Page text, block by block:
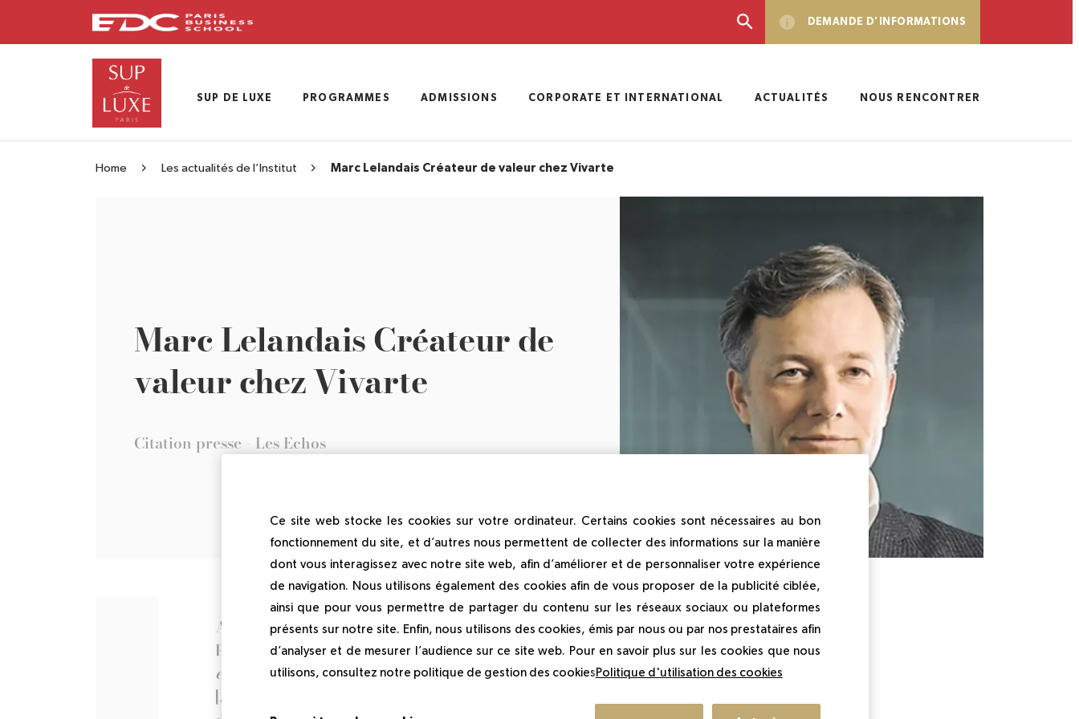
main
DEMANDE D'INFORMATIONS
SUP DE LUXE PROGRAMMES ADMISSIONS CORPORATE ET INTERNATIONAL ACTUALITÉS NOUS RENCONTRER
Home Les actualités de l’Institut Marc Lelandais Créateur de valeur chez Vivarte
Marc Lelandais Créateur de
valeur chez Vivarte
Citation presse - Les Echos
Arrivé il y a cinq mois à la présidence de Vivarte pour prendre la succession de Georges
Plassat, parti chez Carrefour, Marc Lelandais est déterminé à réveiller« la belle
endormie »qu'est, à ses yeux, le groupe spécialisé dans l'équipement de la personne.
[...] il est titulaire d'un DEA de sciences politiques, d'un DESS de marketing, d'un master
Ce site web stocke les cookies sur votre ordinateur. Certains cookies sont nécessaires au bon
fonctionnement du site, et d’autres nous permettent de collecter des informations sur la manière
dont vous interagissez avec notre site web, afin d’améliorer et de personnaliser votre expérience
de navigation. Nous utilisons également des cookies afin de vous proposer de la publicité ciblée,
ainsi que pour vous permettre de partager du contenu sur les réseaux sociaux ou plateformes
présents sur notre site. Enfin, nous utilisons des cookies, émis par nous ou par nos prestataires afin
d’analyser et de mesurer l’audience sur ce site web. Pour en savoir plus sur les cookies que nous
utilisons, consultez notre politique de gestion des cookies Politique d'utilisation des cookies